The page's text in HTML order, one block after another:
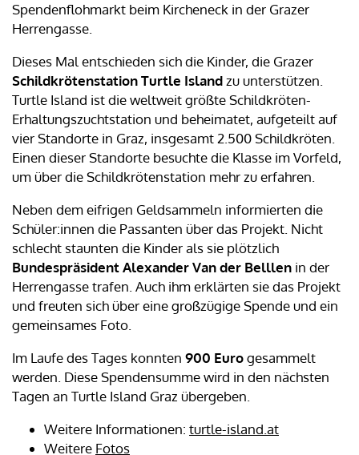
Spendenflohmarkt beim Kircheneck in der Grazer
Herrengasse.
Dieses Mal entschieden sich die Kinder, die Grazer
Schildkrötenstation Turtle Islandzu unterstützen.
Turtle Island ist die weltweit größte Schildkröten-
Erhaltungszuchtstation und beheimatet, aufgeteilt auf
vier Standorte in Graz, insgesamt 2.500 Schildkröten.
Einen dieser Standorte besuchte die Klasse im Vorfeld,
um über die Schildkrötenstation mehr zu erfahren.
Neben dem eifrigen Geldsammeln informierten die
Schüler:innen die Passanten über das Projekt. Nicht
schlecht staunten die Kinder als sie plötzlich
Bundespräsident Alexander Van der Belllen in der
Herrengasse trafen. Auch ihm erklärten sie das Projekt
und freuten sich über eine großzügige Spende und ein
gemeinsames Foto.
Im Laufe des Tages konnten 900 Eurogesammelt
werden. Diese Spendensumme wird in den nächsten
Tagen an Turtle Island Graz übergeben.
Weitere Informationen: turtle-island.at
Weitere Fotos